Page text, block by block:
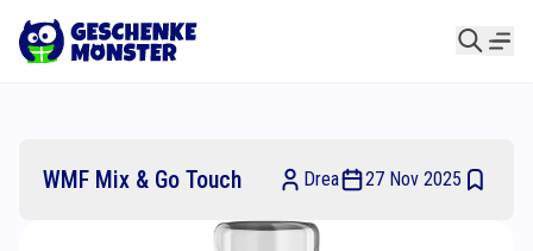
WMF Mix & Go Touch Drea 27 Nov 2025